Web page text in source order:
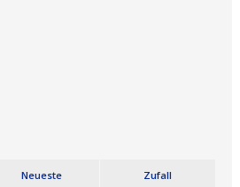
Neueste Zufall